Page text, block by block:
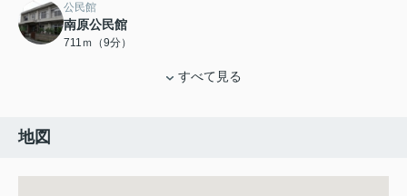
公民館
南原公民館
711ｍ（9分）
すべて見る
地図